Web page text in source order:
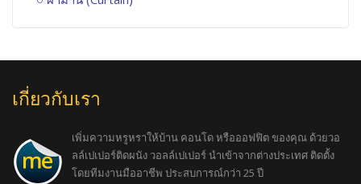
เกี่ยวกับเรา
เพิ่มความหรูหราให้บ้าน คอนโด หรือออฟฟิต ของคุณ ด้วยวอ
ลล์เปเปอร์ติดผนัง วอลล์เปเปอร์ นำเข้าจากต่างประเทศ ติดตั้ง
โดยทีมงานมืออาชีพ ประสบการณ์กว่า 25 ปี